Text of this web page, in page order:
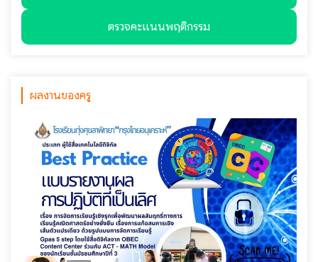
ตรวจคะแนนพฤติกรรม
ผลงานของครู